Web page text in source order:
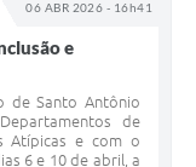
06 ABR 2026 - 16h41
e
de Santo Antônio
de
Atípicas e com o
6 e 10 de abril, a